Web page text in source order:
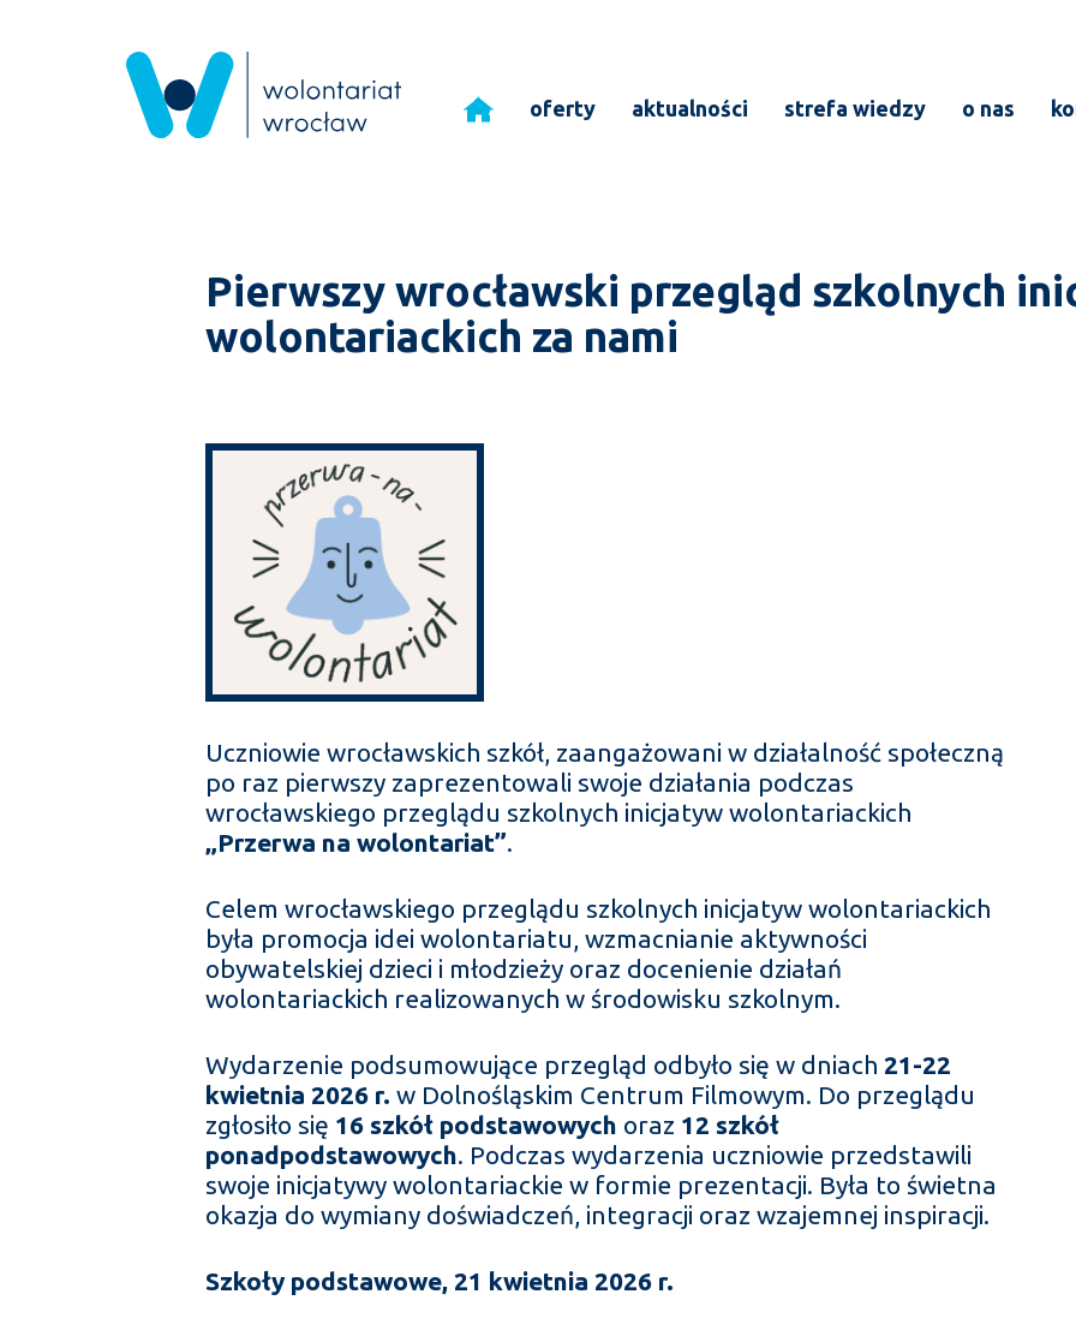
oferty aktualności strefa wiedzy o nas
Pierwszy wrocławski przegląd szkolnych
wolontariackich za nami
Uczniowie wrocławskich szkół, zaangażowani w działalność społeczną
po raz pierwszy zaprezentowali swoje działania podczas
wrocławskiego przeglądu szkolnych inicjatyw wolontariackich
„Przerwa na wolontariat”.
Celem wrocławskiego przeglądu szkolnych inicjatyw wolontariackich
była promocja idei wolontariatu, wzmacnianie aktywności
obywatelskiej dzieci i młodzieży oraz docenienie działań
wolontariackich realizowanych w środowisku szkolnym.
Wydarzenie podsumowujące przegląd odbyło się w dniach 21-22
kwietnia 2026 r. w Dolnośląskim Centrum Filmowym. Do przeglądu
zgłosiło się 16 szkół podstawowych oraz 12 szkół
ponadpodstawowych. Podczas wydarzenia uczniowie przedstawili
swoje inicjatywy wolontariackie w formie prezentacji. Była to świetna
okazja do wymiany doświadczeń, integracji oraz wzajemnej inspiracji.
Szkoły podstawowe, 21 kwietnia 2026 r.